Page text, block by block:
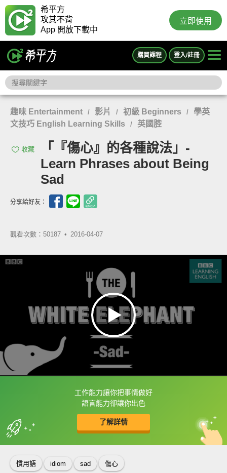
希平方
攻其不背
App 開放下載中
立即使用
購買課程 登入/註冊
趣味 Entertainment / 影片 / 初級 Beginners /
學英
文技巧 English Learning Skills
/ 英國腔
收藏
「『傷心』的各種說法」-
Learn Phrases about Being
Sad
分享給好友：
觀看次數：50187 • 2016-04-07
工作能力讓你把事情做好
語言能力卻讓你出色
了解詳情
框選或點兩下字幕可以直接查字典喔！
收錄佳句 中
英
慣用語 idiom sad 傷心